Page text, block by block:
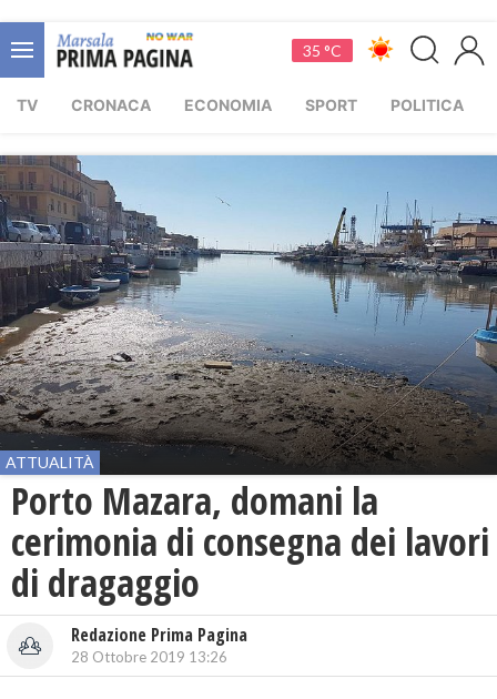
35 °C
TV CRONACA ECONOMIA SPORT POLITICA
ATTUALITÀ
Porto Mazara, domani la
cerimonia di consegna dei lavori
di dragaggio
Redazione Prima Pagina
28 Ottobre 2019 13:26